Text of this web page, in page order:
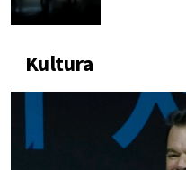
Kultura